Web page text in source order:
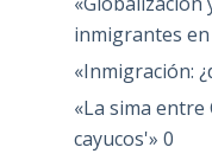
inmigrantes en
«Inmigración:
«La sima entre
cayucos'» 0